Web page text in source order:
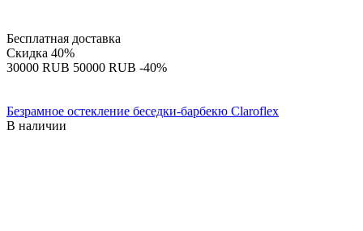
Бесплатная доставка
Скидка 40%
‍30000‍ RUB ‍50000‍ RUB -40%
Безрамное остекление беседки-барбекю Claroflex
В наличии